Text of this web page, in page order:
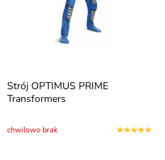
Strój OPTIMUS PRIME
Transformers
chwilowo brak